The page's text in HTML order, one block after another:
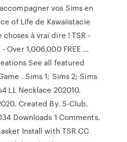
vos Sims en
of Life de Kawaiistacie
à vrai dire ! TSR -
Over 1,006,000 FREE …
See all featured
. Sims 1; Sims 2; Sims
LL Necklace 202010.
Created By. S-Club.
Downloads 1 Comments.
Install with TSR CC